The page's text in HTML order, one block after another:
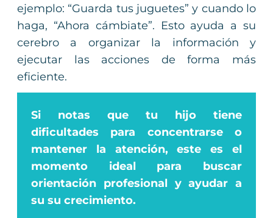
ejemplo: “Guarda tus juguetes” y cuando lo
haga, “Ahora cámbiate”. Esto ayuda a su
cerebro a organizar la información y
ejecutar las acciones de forma más
eficiente.
Si notas que tu hijo tiene
dificultades para concentrarse o
mantener la atención, este es el
momento ideal para buscar
orientación profesional y ayudar a
su su crecimiento.